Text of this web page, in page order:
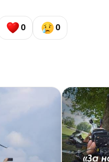
0 0